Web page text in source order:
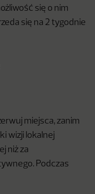
się o nim
się na 2 tygodnie
miejsca, zanim
wizji lokalnej
niż za
Podczas